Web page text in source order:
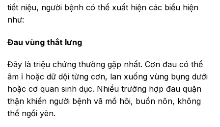
tiết niệu, người bệnh có thể xuất hiện các biểu hiện
như:
Đau vùng thắt lưng
Đây là triệu chứng thường gặp nhất. Cơn đau có thể
âm ỉ hoặc dữ dội từng cơn, lan xuống vùng bụng dưới
hoặc cơ quan sinh dục. Nhiều trường hợp đau quặn
thận khiến người bệnh vã mồ hôi, buồn nôn, không
thể ngồi yên.